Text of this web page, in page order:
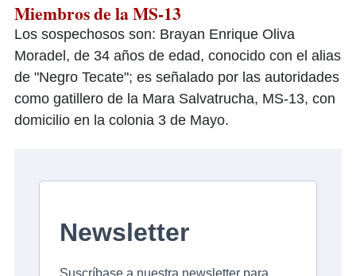
Miembros de la MS-13
Los sospechosos son: Brayan Enrique Oliva
Moradel, de 34 años de edad, conocido con el alias
de "Negro Tecate"; es señalado por las autoridades
como gatillero de la Mara Salvatrucha, MS-13, con
domicilio en la colonia 3 de Mayo.